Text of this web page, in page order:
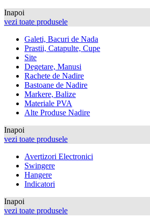
Inapoi
vezi toate produsele
Galeti, Bacuri de Nada
Prastii, Catapulte, Cupe
Site
Degetare, Manusi
Rachete de Nadire
Bastoane de Nadire
Markere, Balize
Materiale PVA
Alte Produse Nadire
Inapoi
vezi toate produsele
Avertizori Electronici
Swingere
Hangere
Indicatori
Inapoi
vezi toate produsele